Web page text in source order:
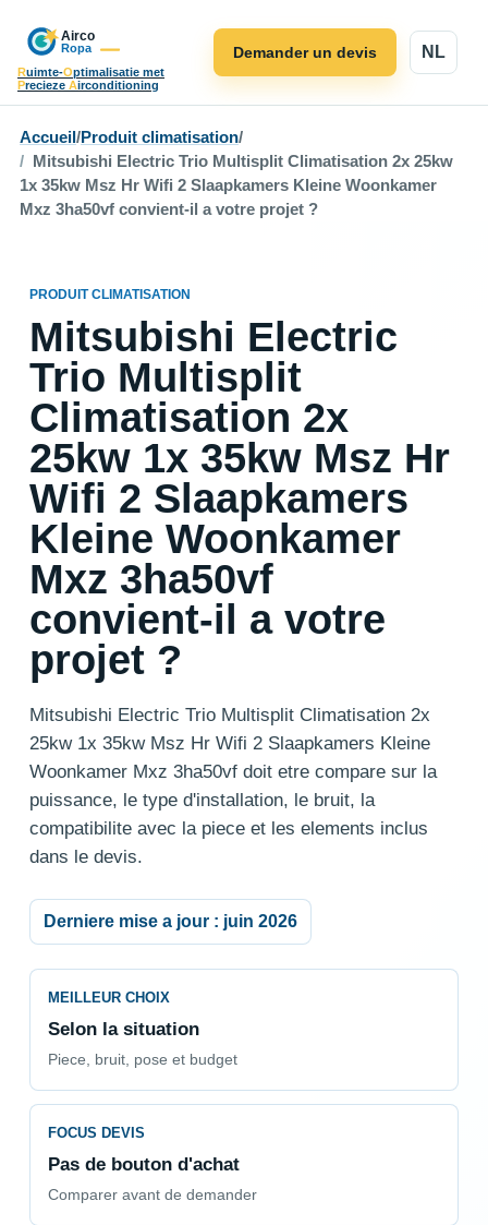
Ruimte-Optimalisatie met
Precieze Airconditioning
NL
Demander un devis
Accueil /Produit climatisation/
Mitsubishi Electric Trio Multisplit Climatisation 2x 25kw
1x 35kw Msz Hr Wifi 2 Slaapkamers Kleine Woonkamer
Mxz 3ha50vf convient-il a votre projet ?
PRODUIT CLIMATISATION
Mitsubishi Electric
Trio Multisplit
Climatisation 2x
25kw 1x 35kw Msz Hr
Wifi 2 Slaapkamers
Kleine Woonkamer
Mxz 3ha50vf
convient-il a votre
projet ?
Mitsubishi Electric Trio Multisplit Climatisation 2x
25kw 1x 35kw Msz Hr Wifi 2 Slaapkamers Kleine
Woonkamer Mxz 3ha50vf doit etre compare sur la
puissance, le type d'installation, le bruit, la
compatibilite avec la piece et les elements inclus
dans le devis.
Derniere mise a jour : juin 2026
MEILLEUR CHOIX
Selon la situation
Piece, bruit, pose et budget
FOCUS DEVIS
Pas de bouton d'achat
Comparer avant de demander